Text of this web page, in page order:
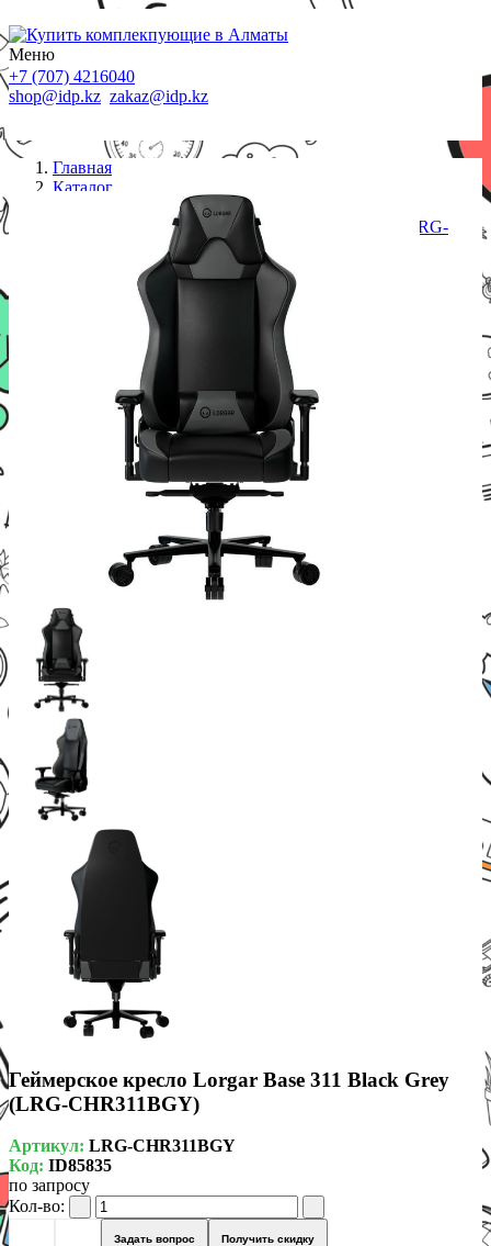
Меню
+7 (707) 4216040
shop@idp.kz zakaz@idp.kz
Главная
Каталог
Геймерское кресло Lorgar Base 311 Black Grey (LRG-
Геймерское кресло Lorgar Base 311 Black Grey
(LRG-CHR311BGY)
Артикул: LRG-CHR311BGY
Код: ID85835
по запросу
Кол-во:
Задать вопрос Получить скидку